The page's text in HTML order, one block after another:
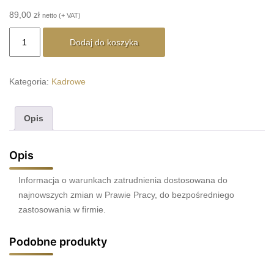
89,00 zł netto (+ VAT)
warunkach
Dodaj do koszyka
Kategoria: Kadrowe
Opis
Opis
Informacja o warunkach zatrudnienia dostosowana do
najnowszych zmian w Prawie Pracy, do bezpośredniego
zastosowania w firmie.
Podobne produkty